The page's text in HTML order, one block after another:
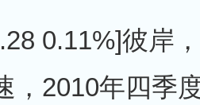
0.11%]彼岸
，2010年四季